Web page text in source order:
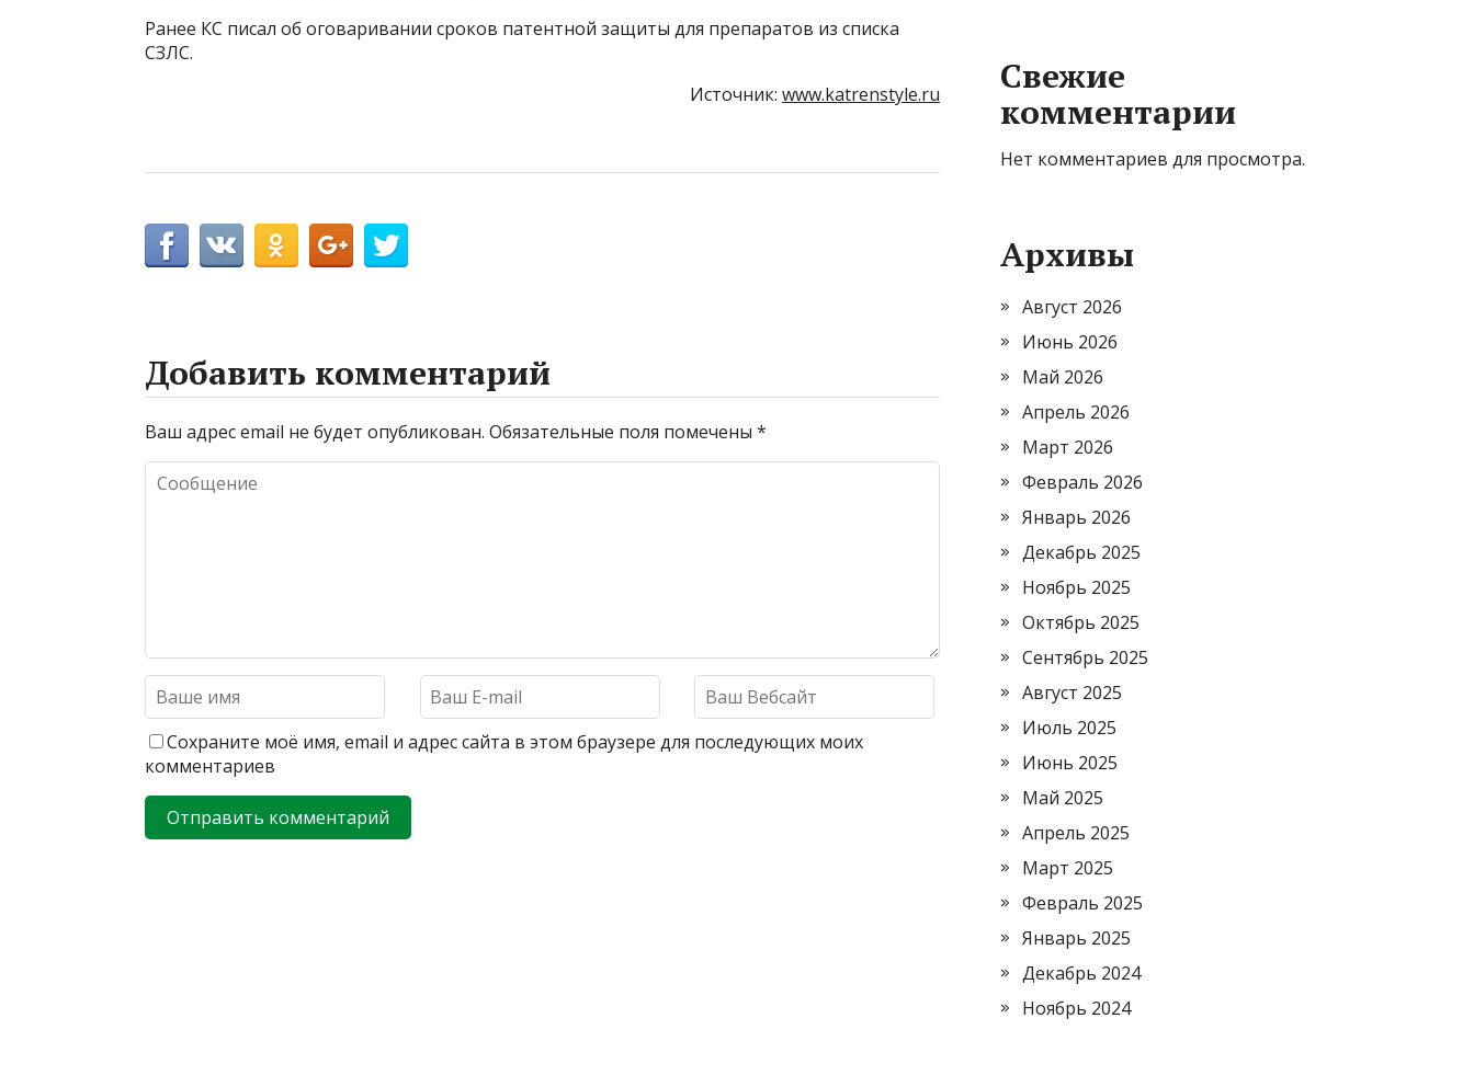
Ранее КС писал об оговаривании сроков патентной защиты для препаратов из списка
СЗЛС.
Источник: www.katrenstyle.ru
Добавить комментарий
Ваш адрес email не будет опубликован. Обязательные поля помечены *
Сохраните моё имя, email и адрес сайта в этом браузере для последующих моих
комментариев
Свежие
комментарии
Нет комментариев для просмотра.
Архивы
Август 2026
Июнь 2026
Май 2026
Апрель 2026
Март 2026
Февраль 2026
Январь 2026
Декабрь 2025
Ноябрь 2025
Октябрь 2025
Сентябрь 2025
Август 2025
Июль 2025
Июнь 2025
Май 2025
Апрель 2025
Март 2025
Февраль 2025
Январь 2025
Декабрь 2024
Ноябрь 2024